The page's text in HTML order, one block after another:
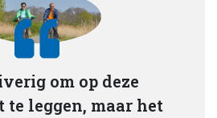
om op deze
te leggen, maar het